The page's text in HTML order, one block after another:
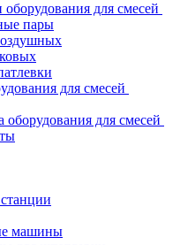
оборудования для смесей
пары
для смесей
оборудования для смесей
машины